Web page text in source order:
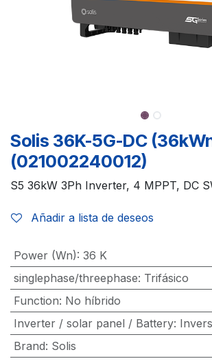
Solis 36K-5G-DC
(021002240012)
S5 36kW 3Ph Inverter, 4 MPPT, DC
Añadir a lista de deseos
Power (Wn): 36 K
singlephase/threephase: Trifásico
Function: No híbrido
Inverter / solar panel / Battery:
Brand: Solis